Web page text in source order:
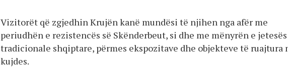
Vizitorët që zgjedhin Krujën kanë mundësi të njihen nga afër me
periudhën e rezistencës së Skënderbeut, si dhe me mënyrën e jetesës
tradicionale shqiptare, përmes ekspozitave dhe objekteve të ruajtura
kujdes.